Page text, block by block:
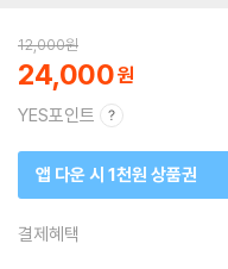
12,000원
24,000
YES포인트
앱 다운 시 1천원 상품권
결제혜택